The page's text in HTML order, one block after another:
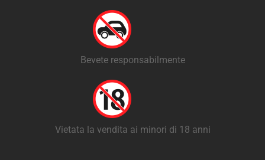
Bevete responsabilmente
Vietata la vendita ai minori di 18 anni